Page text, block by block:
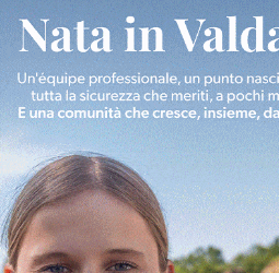
Un anno fa la strage in A1
Gianni, Giulia e Franco.
processo, lo stop ai
Cronaca 3 Agosto 2026
Scomparso da una
Fiorentino l’uomo che
Levane nel 2020